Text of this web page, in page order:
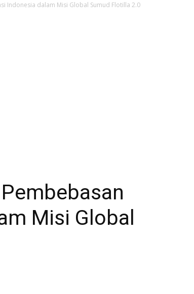
Indonesia dalam Misi Global Sumud Flotilla 2.0
Misi Global